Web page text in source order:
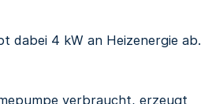
dabei 4 kW an Heizenergie ab.
verbraucht, erzeugt